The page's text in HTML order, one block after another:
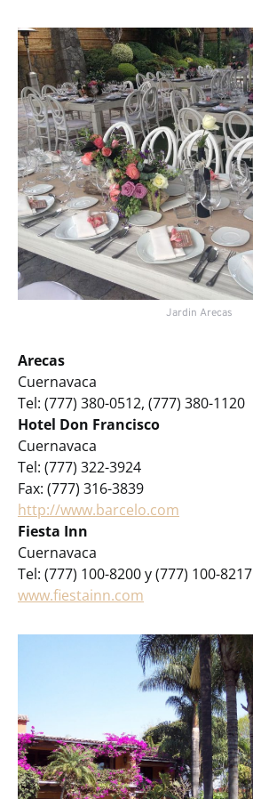
Jardin Arecas
Arecas
Cuernavaca
Tel: (777) 380-0512, (777) 380-1120
Hotel Don Francisco
Cuernavaca
Tel: (777) 322-3924
Fax: (777) 316-3839
http://www.barcelo.com
Fiesta Inn
Cuernavaca
Tel: (777) 100-8200 y (777) 100-8217
www.fiestainn.com